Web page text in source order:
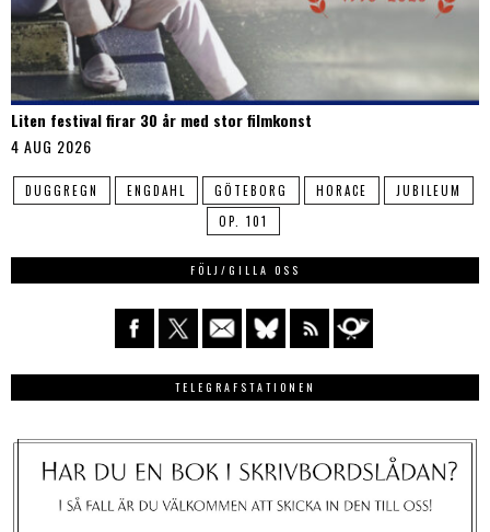
Liten festival firar 30 år med stor filmkonst
4 AUG 2026
DUGGREGN ENGDAHL GÖTEBORG HORACE
JUBILEUM
OP. 101
FÖLJ/GILLA OSS
TELEGRAFSTATIONEN